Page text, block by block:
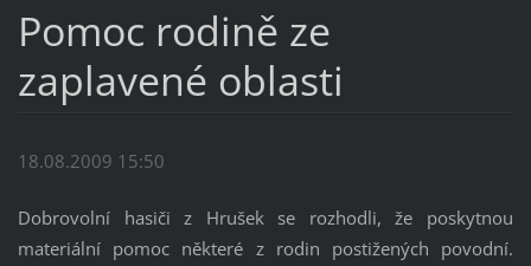
Pomoc rodině ze
zaplavené oblasti
18.08.2009 15:50
Dobrovolní hasiči z Hrušek se rozhodli, že poskytnou
materiální pomoc některé z rodin postižených povodní.